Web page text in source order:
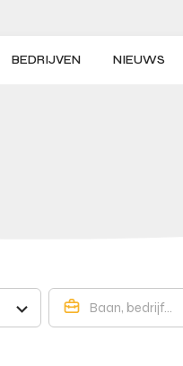
BEDRIJVEN NIEUWS